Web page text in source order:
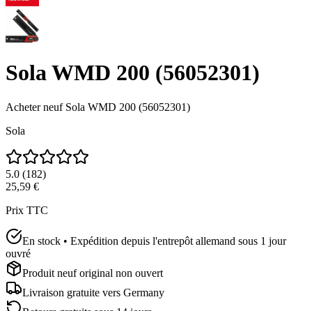
Sola WMD 200 (56052301)
Acheter neuf Sola WMD 200 (56052301)
Sola
5.0 (182)
25,59 €
Prix TTC
En stock • Expédition depuis l'entrepôt allemand sous 1 jour
ouvré
Produit neuf original non ouvert
Livraison gratuite vers Germany